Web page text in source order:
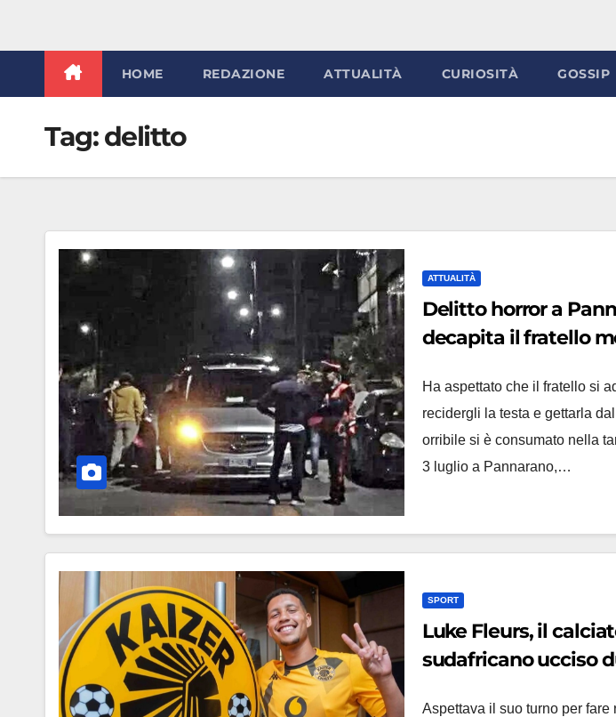
HOME REDAZIONE ATTUALITÀ CURIOSITÀ GOSSIP
Tag:delitto
ATTUALITÀ
Delitto horror a
decapita il fratello
Ha aspettato che il fratello si
recidergli la testa e gettarla
orribile si è consumato nella
3 luglio a Pannarano,…
SPORT
Luke Fleurs, il
sudafricano ucciso
Aspettava il suo turno per fare